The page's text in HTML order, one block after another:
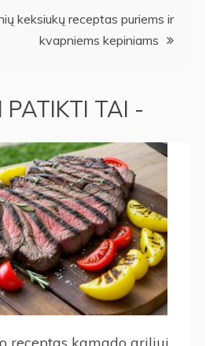
keksiukų receptas puriems ir
kvapniems kepiniams
PATIKTI TAI -